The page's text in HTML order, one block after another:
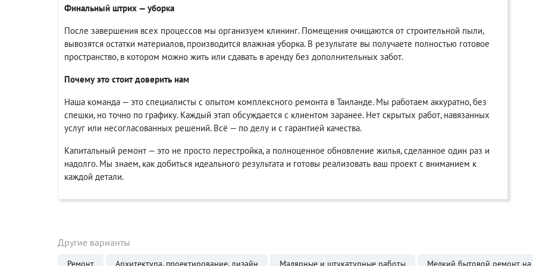
Финальный штрих — уборка
После завершения всех процессов мы организуем клининг. Помещения очищаются от строительной пыли,
вывозятся остатки материалов, производится влажная уборка. В результате вы получаете полностью готовое
пространство, в котором можно жить или сдавать в аренду без дополнительных забот.
Почему это стоит доверить нам
Наша команда — это специалисты с опытом комплексного ремонта в Таиланде. Мы работаем аккуратно, без
спешки, но точно по графику. Каждый этап обсуждается с клиентом заранее. Нет скрытых работ, навязанных
услуг или несогласованных решений. Всё — по делу и с гарантией качества.
Капитальный ремонт — это не просто перестройка, а полноценное обновление жилья, сделанное один раз и
надолго. Мы знаем, как добиться идеального результата и готовы реализовать ваш проект с вниманием к
каждой детали.
Другие варианты
Ремонт Архитектура, проектирование, дизайн Малярные и штукатурные работы Мелкий бытовой ремонт